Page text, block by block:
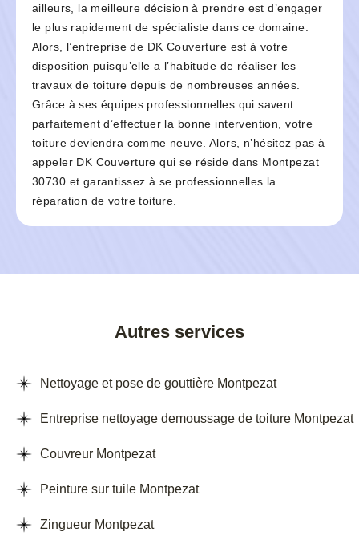
ailleurs, la meilleure décision à prendre est d’engager
le plus rapidement de spécialiste dans ce domaine.
Alors, l’entreprise de DK Couverture est à votre
disposition puisqu’elle a l’habitude de réaliser les
travaux de toiture depuis de nombreuses années.
Grâce à ses équipes professionnelles qui savent
parfaitement d’effectuer la bonne intervention, votre
toiture deviendra comme neuve. Alors, n’hésitez pas à
appeler DK Couverture qui se réside dans Montpezat
30730 et garantissez à se professionnelles la
réparation de votre toiture.
Autres services
Nettoyage et pose de gouttière Montpezat
Entreprise nettoyage demoussage de toiture Montpezat
Couvreur Montpezat
Peinture sur tuile Montpezat
Zingueur Montpezat